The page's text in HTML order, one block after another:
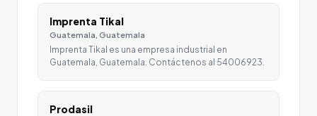
Imprenta Tikal
Guatemala, Guatemala
Imprenta Tikal es una empresa industrial en
Guatemala, Guatemala. Contáctenos al 54006923.
Prodasil